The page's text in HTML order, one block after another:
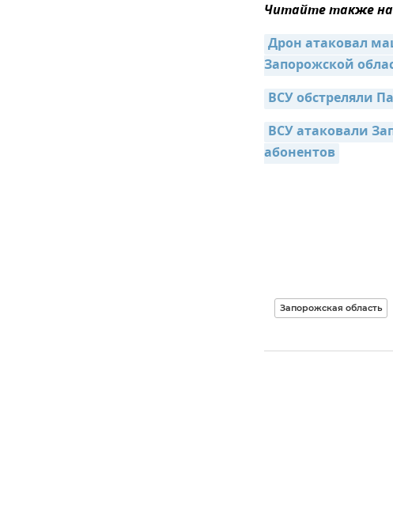
Читайте также
Дрон атаковал
Запорожской
ВСУ обстреляли
ВСУ атаковали
абонентов
Запорожская область